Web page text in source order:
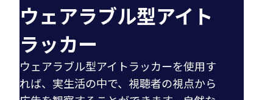
ウェアラブル型アイト
ラッカー
ウェアラブル型アイトラッカーを使用す
れば、実生活の中で、視聴者の視点から